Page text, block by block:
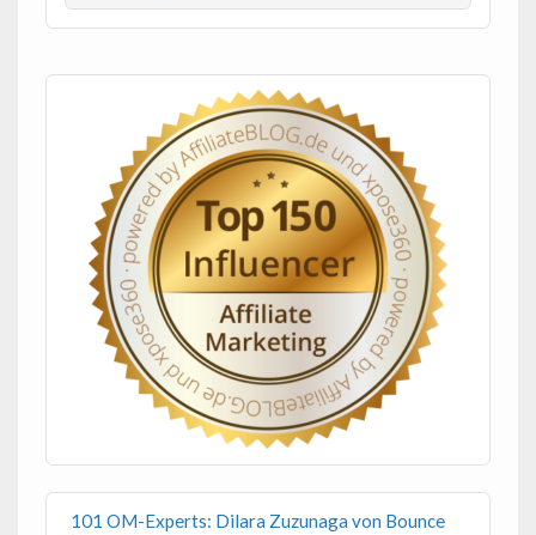
101 OM-Experts: Dilara Zuzunaga von Bounce